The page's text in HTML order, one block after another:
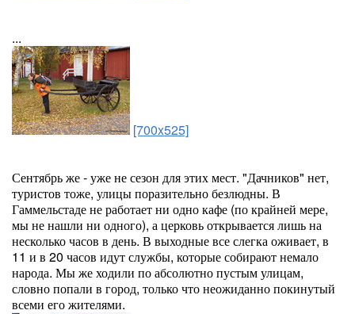
...
[700x525]
Сентябрь же - уже не сезон для этих мест. "Дачников" нет,
туристов тоже, улицы поразительно безлюдны. В
Гаммельстаде не работает ни одно кафе (по крайней мере,
мы не нашли ни одного), а церковь открывается лишь на
несколько часов в день. В выходные все слегка оживает, в
11 и в 20 часов идут службы, которые собирают немало
народа. Мы же ходили по абсолютно пустым улицам,
словно попали в город, только что неожиданно покинутый
всеми его жителями.